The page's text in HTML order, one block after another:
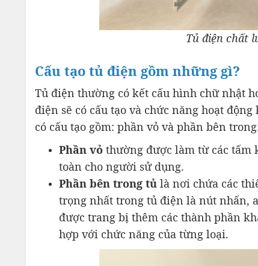
Tủ điện chất
Cấu tạo tủ điện gồm những gì?
Tủ điện thường có kết cấu hình chữ nhật
điện sẽ có cấu tạo và chức năng hoạt
có cấu tạo gồm: phần vỏ và phần bên
Phần vỏ thường được làm từ các tấm
toàn cho người sử dụng.
Phần bên trong tủ là nơi chứa các
trọng nhất trong tủ điện là nút nhấn,
được trang bị thêm các thành phần
hợp với chức năng của từng loại.